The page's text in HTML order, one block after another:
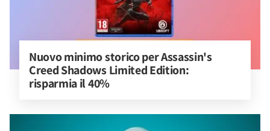
Nuovo minimo storico per Assassin's
Creed Shadows Limited Edition:
risparmia il 40%